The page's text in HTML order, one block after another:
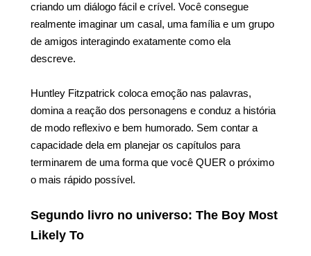
criando um diálogo fácil e crível. Você consegue
realmente imaginar um casal, uma família e um grupo
de amigos interagindo exatamente como ela
descreve.
Huntley Fitzpatrick coloca emoção nas palavras,
domina a reação dos personagens e conduz a história
de modo reflexivo e bem humorado. Sem contar a
capacidade dela em planejar os capítulos para
terminarem de uma forma que você QUER o próximo
o mais rápido possível.
Segundo livro no universo: The Boy Most
Likely To